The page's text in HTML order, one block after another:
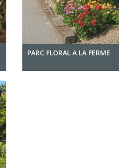
PARC FLORAL A LA FERME